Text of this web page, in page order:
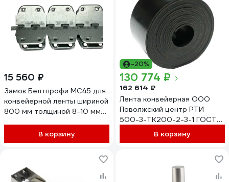
15 560 ₽
Замок Белтпрофи МС45 для
конвейерной ленты шириной
800 мм толщиной 8-10 мм
В корзину
-20%
130 774 ₽
162 614 ₽
Лента конвейерная ООО
Поволжский центр РТИ
500-3-ТК200-2-3-1 ГОСТ
20-2018, 100 м
4680687030932
В корзину